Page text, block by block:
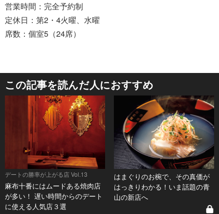
営業時間：完全予約制
定休日：第2・4火曜、水曜
席数：個室5（24席）
この記事を読んだ人におすすめ
デートの勝率が上がる店 Vol.13
麻布十番にはムードある焼肉店
が多い！ 遅い時間からのデート
に使える人気店３選
はまぐりのお椀で、その真価が
はっきりわかる！いま話題の青
山の新店へ